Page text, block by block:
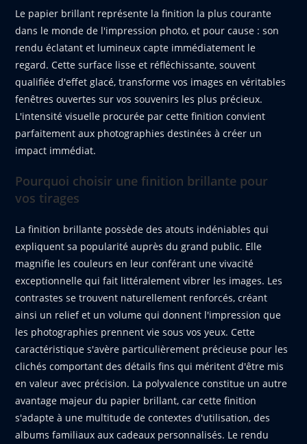
Le papier brillant représente la finition la plus courante
dans le monde de l'impression photo, et pour cause : son
rendu éclatant et lumineux capte immédiatement le
regard. Cette surface lisse et réfléchissante, souvent
qualifiée d'effet glacé, transforme vos images en véritables
fenêtres ouvertes sur vos souvenirs les plus précieux.
L'intensité visuelle procurée par cette finition convient
parfaitement aux photographies destinées à créer un
impact immédiat.
Pourquoi choisir une finition brillante pour
vos tirages
La finition brillante possède des atouts indéniables qui
expliquent sa popularité auprès du grand public. Elle
magnifie les couleurs en leur conférant une vivacité
exceptionnelle qui fait littéralement vibrer les images. Les
contrastes se trouvent naturellement renforcés, créant
ainsi un relief et un volume qui donnent l'impression que
les photographies prennent vie sous vos yeux. Cette
caractéristique s'avère particulièrement précieuse pour les
clichés comportant des détails fins qui méritent d'être mis
en valeur avec précision. La polyvalence constitue un autre
avantage majeur du papier brillant, car cette finition
s'adapte à une multitude de contextes d'utilisation, des
albums familiaux aux cadeaux personnalisés. Le rendu